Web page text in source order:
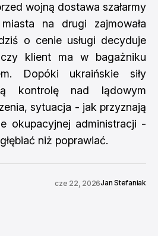
wojną dostawa szałarmy
na drugi zajmowała
o cenie usługi decyduje
klient ma w bagażniku
Dopóki ukraińskie siły
kontrolę nad lądowym
sytuacja - jak przyznają
okupacyjnej administracji -
niż poprawiać.
cze 22, 2026Jan Stefaniak